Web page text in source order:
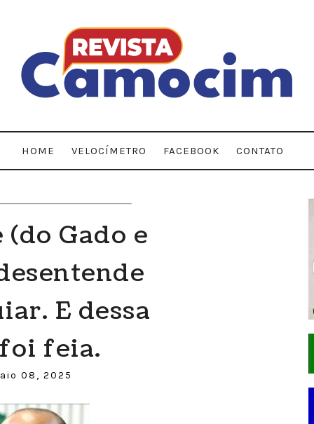
HOME VELOCÍMETRO FACEBOOK CONTATO
(do Gado e
E dessa
feia.
08, 2025